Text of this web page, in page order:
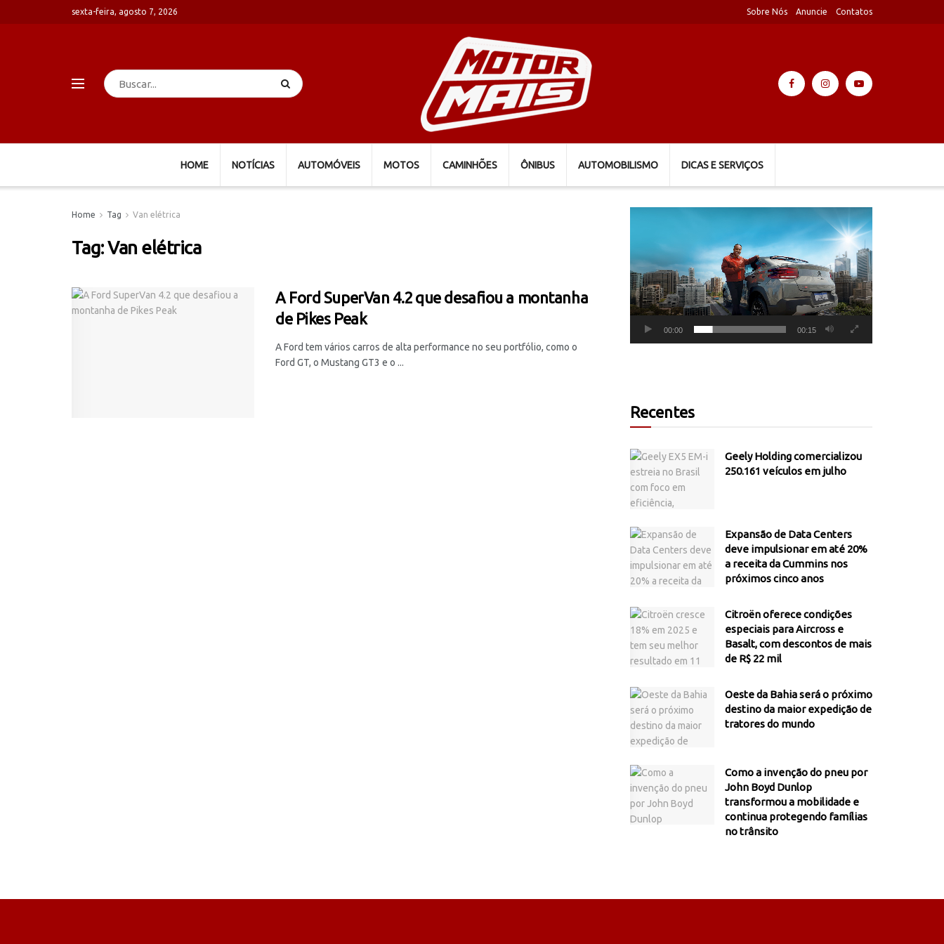
sexta-feira, agosto 7, 2026 Sobre Nós Anuncie Contatos
HOME NOTÍCIAS AUTOMÓVEIS MOTOS CAMINHÕES ÔNIBUS AUTOMOBILISMO DICAS E SERVIÇOS
Home Tag Van elétrica
Tag:Van elétrica
A Ford SuperVan 4.2 que desafiou a montanha
de Pikes Peak
A Ford tem vários carros de alta performance no seu portfólio, como o
Ford GT, o Mustang GT3 e o ...
00:00 00:15
Recentes
Geely Holding comercializou
250.161 veículos em julho
Expansão de Data Centers
deve impulsionar em até 20%
a receita da Cummins nos
próximos cinco anos
Citroën oferece condições
especiais para Aircross e
Basalt, com descontos de mais
de R$ 22 mil
Oeste da Bahia será o próximo
destino da maior expedição de
tratores do mundo
Como a invenção do pneu por
John Boyd Dunlop
transformou a mobilidade e
continua protegendo famílias
no trânsito